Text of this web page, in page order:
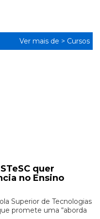
Ver mais de > Cursos
quer
no Ensino
Superior de Tecnologias
promete uma “aborda